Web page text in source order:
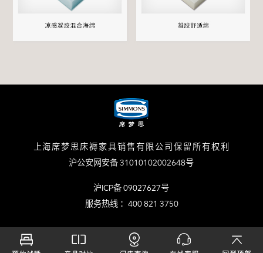
上海席梦思床褥家具销售有限公司保留所有权利
沪公安网安备 31010102002648号
沪ICP备 09027627号
服务热线 ：400 821 3750